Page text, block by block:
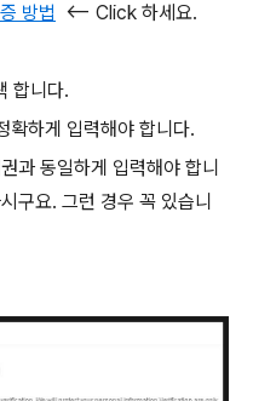
방법 <-- Click 하세요.
합니다.
확하게 입력해야 합니다.
과 동일하게 입력해야 합니
구요. 그런 경우 꼭 있습니